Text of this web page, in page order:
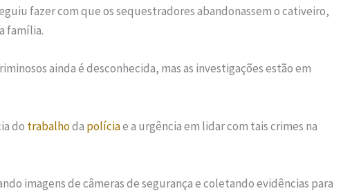
fazer com que os sequestradores abandonassem o cativeiro,
família.
ainda é desconhecida, mas as investigações estão em
do trabalhoda políciae a urgência em lidar com tais crimes na
imagens de câmeras de segurança e coletando evidências para